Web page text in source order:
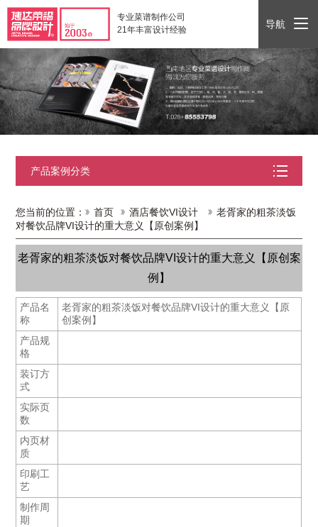
专业菜谱制作公司
21年丰富设计经验
导航
产品案例分类
您当前的位置： 首页 酒店餐饮VI设计
老胥家的粗茶淡饭
对餐饮品牌VI设计的重大意义【原创案例】
老胥家的粗茶淡饭对餐饮品牌VI设计的重大意义【原创案
例】
产品名
称
老胥家的粗茶淡饭对餐饮品牌VI设计的重大意义【原
创案例】
产品规
格
装订方
式
实际页
数
内页材
质
印刷工
艺
制作周
期